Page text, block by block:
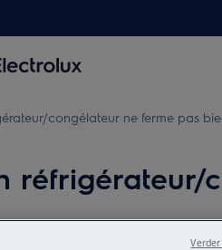
congélateur ne ferme pas
réfrigérateur/